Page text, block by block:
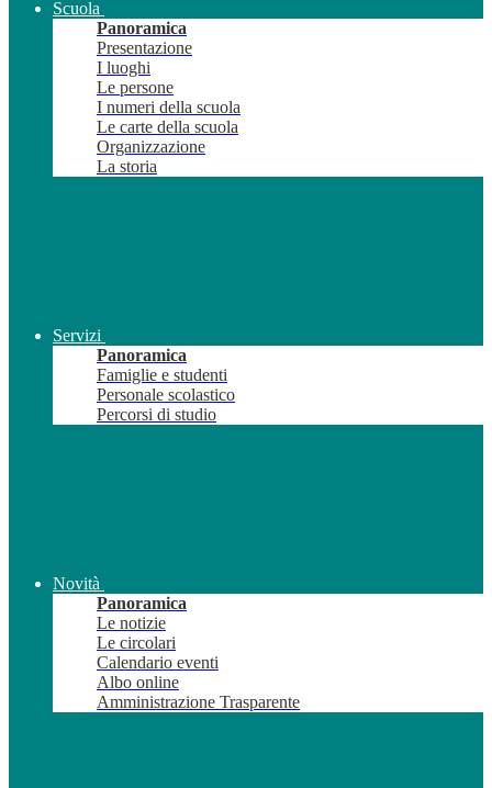
Scuola
Panoramica
Presentazione
I luoghi
Le persone
I numeri della scuola
Le carte della scuola
Organizzazione
La storia
Servizi
Panoramica
Famiglie e studenti
Personale scolastico
Percorsi di studio
Novità
Panoramica
Le notizie
Le circolari
Calendario eventi
Albo online
Amministrazione Trasparente